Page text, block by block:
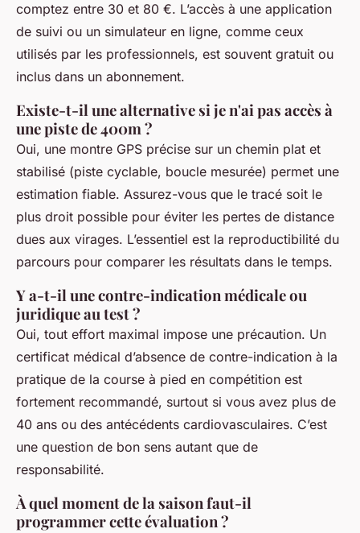
comptez entre 30 et 80 €. L’accès à une application
de suivi ou un simulateur en ligne, comme ceux
utilisés par les professionnels, est souvent gratuit ou
inclus dans un abonnement.
Existe-t-il une alternative si je n'ai pas accès à
une piste de 400m ?
Oui, une montre GPS précise sur un chemin plat et
stabilisé (piste cyclable, boucle mesurée) permet une
estimation fiable. Assurez-vous que le tracé soit le
plus droit possible pour éviter les pertes de distance
dues aux virages. L’essentiel est la reproductibilité du
parcours pour comparer les résultats dans le temps.
Y a-t-il une contre-indication médicale ou
juridique au test ?
Oui, tout effort maximal impose une précaution. Un
certificat médical d’absence de contre-indication à la
pratique de la course à pied en compétition est
fortement recommandé, surtout si vous avez plus de
40 ans ou des antécédents cardiovasculaires. C’est
une question de bon sens autant que de
responsabilité.
À quel moment de la saison faut-il
programmer cette évaluation ?